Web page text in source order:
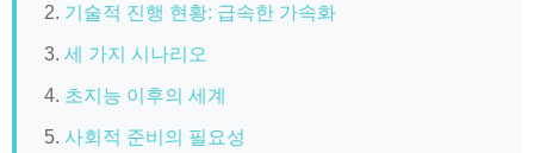
기술적 진행 현황: 급속한 가속화
세 가지 시나리오
초지능 이후의 세계
사회적 준비의 필요성